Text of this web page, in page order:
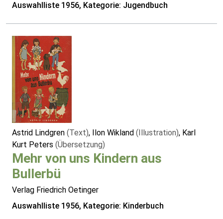
Auswahlliste 1956, Kategorie: Jugendbuch
Astrid Lindgren (Text), Ilon Wikland (Illustration), Karl
Kurt Peters (Übersetzung)
Mehr von uns Kindern aus
Bullerbü
Verlag Friedrich Oetinger
Auswahlliste 1956, Kategorie: Kinderbuch